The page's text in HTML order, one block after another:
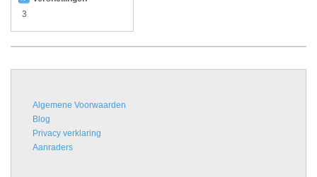
3
Algemene Voorwaarden
Blog
Privacy verklaring
Aanraders